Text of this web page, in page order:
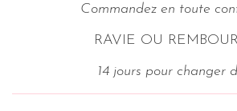
Commandez en toute
RAVIE OU
14 jours pour changer